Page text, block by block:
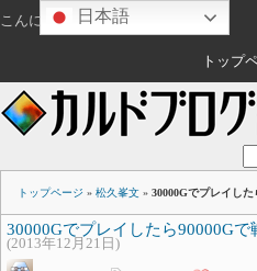
こんにちは ゲスト さん
トップ
トップページ » 松久峯文 » 30000Gでプレイし
30000Gでプレイしたら90000G
(2013年12月21日)
日本語